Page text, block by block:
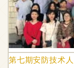
第七期安防技术